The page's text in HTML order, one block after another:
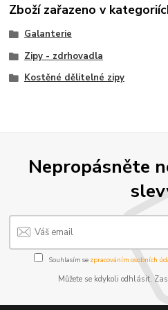
Zboží zařazeno v
Galanterie
Zipy - zdrhovadla
Kostěné dělitelné zipy
Nepropásněte
Souhlasím se zpracováním osobních
Můžete se kdykoli odhlásit.